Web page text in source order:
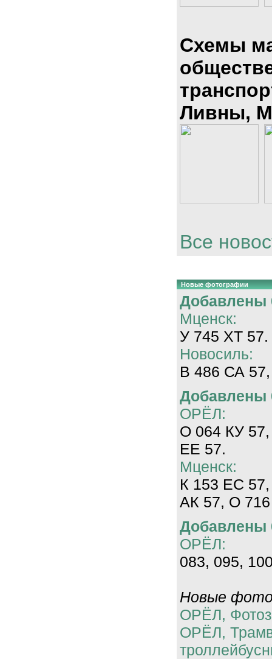
Схемы
Ливны,
Все
Новые фотографии
Добавлены
Мценск:
У 745 ХТ 57.
Новосиль:
В 486 СА
Добавлены
ОРЁЛ:
О 064 КУ
ЕЕ 57.
Мценск:
К 153 ЕС
АК 57, О
Добавлены
ОРЁЛ:
083, 095,
Новые
ОРЁЛ,
ОРЁЛ,